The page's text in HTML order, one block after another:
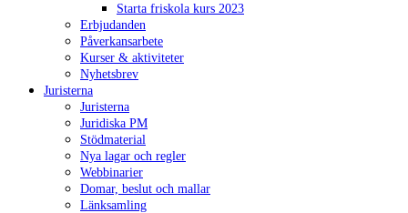
Starta friskola kurs 2023
Erbjudanden
Påverkansarbete
Kurser & aktiviteter
Nyhetsbrev
Juristerna
Juristerna
Juridiska PM
Stödmaterial
Nya lagar och regler
Webbinarier
Domar, beslut och mallar
Länksamling